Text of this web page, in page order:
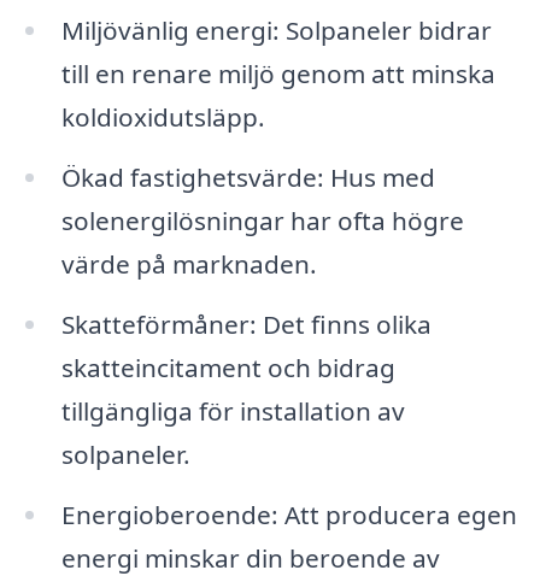
Miljövänlig energi: Solpaneler bidrar
till en renare miljö genom att minska
koldioxidutsläpp.
Ökad fastighetsvärde: Hus med
solenergilösningar har ofta högre
värde på marknaden.
Skatteförmåner: Det finns olika
skatteincitament och bidrag
tillgängliga för installation av
solpaneler.
Energioberoende: Att producera egen
energi minskar din beroende av